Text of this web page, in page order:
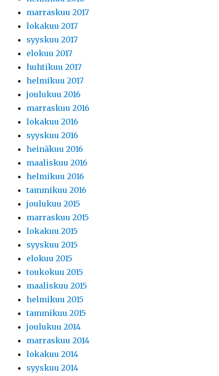
marraskuu 2017
lokakuu 2017
syyskuu 2017
elokuu 2017
huhtikuu 2017
helmikuu 2017
joulukuu 2016
marraskuu 2016
lokakuu 2016
syyskuu 2016
heinäkuu 2016
maaliskuu 2016
helmikuu 2016
tammikuu 2016
joulukuu 2015
marraskuu 2015
lokakuu 2015
syyskuu 2015
elokuu 2015
toukokuu 2015
maaliskuu 2015
helmikuu 2015
tammikuu 2015
joulukuu 2014
marraskuu 2014
lokakuu 2014
syyskuu 2014